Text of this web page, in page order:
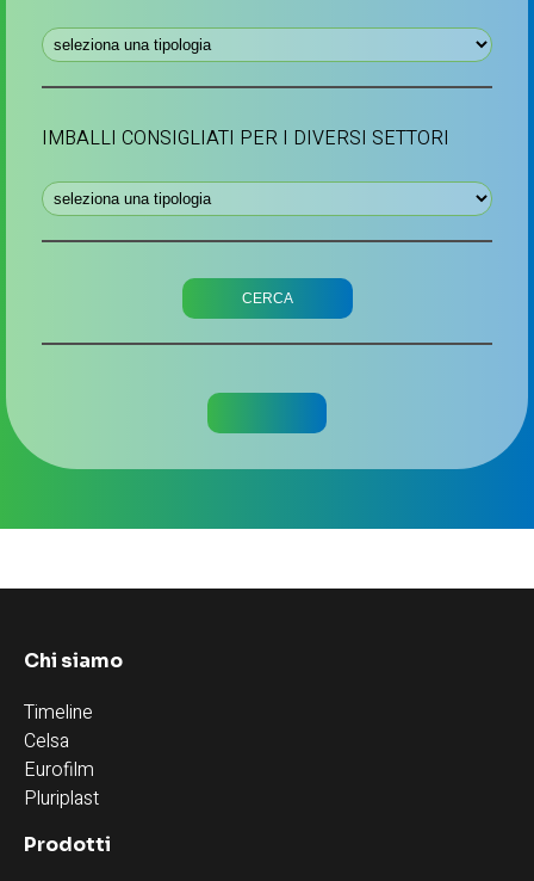
IMBALLI CONSIGLIATI PER I DIVERSI SETTORI
Chi siamo
Timeline
Celsa
Eurofilm
Pluriplast
Prodotti